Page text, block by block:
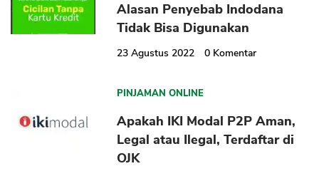
Alasan Penyebab Indodana
Tidak Bisa Digunakan
23 Agustus 2022 0 Komentar
PINJAMAN ONLINE
Apakah IKI Modal P2P Aman,
Legal atau Ilegal, Terdaftar di
OJK